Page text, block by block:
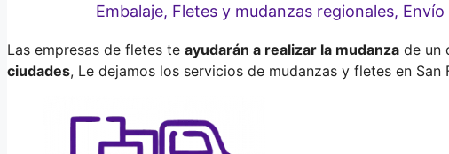
Embalaje, Fletes y mudanzas regionales,
Las empresas de fletes te ayudarán a realizar la mudanza de un
ciudades, Le dejamos los servicios de mudanzas y fletes en